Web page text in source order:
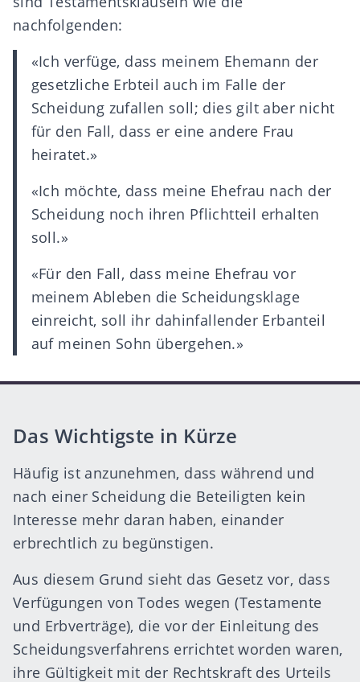
nachfolgenden:
«Ich verfüge, dass meinem Ehemann der
gesetzliche Erbteil auch im Falle der
Scheidung zufallen soll; dies gilt aber nicht
für den Fall, dass er eine andere Frau
heiratet.»
«Ich möchte, dass meine Ehefrau nach der
Scheidung noch ihren Pflichtteil erhalten
soll.»
«Für den Fall, dass meine Ehefrau vor
meinem Ableben die Scheidungsklage
einreicht, soll ihr dahinfallender Erbanteil
auf meinen Sohn übergehen.»
Das Wichtigste in Kürze
Häufig ist anzunehmen, dass während und
nach einer Scheidung die Beteiligten kein
Interesse mehr daran haben, einander
erbrechtlich zu begünstigen.
Aus diesem Grund sieht das Gesetz vor, dass
Verfügungen von Todes wegen (Testamente
und Erbverträge), die vor der Einleitung des
Scheidungsverfahrens errichtet worden waren,
ihre Gültigkeit mit der Rechtskraft des Urteils